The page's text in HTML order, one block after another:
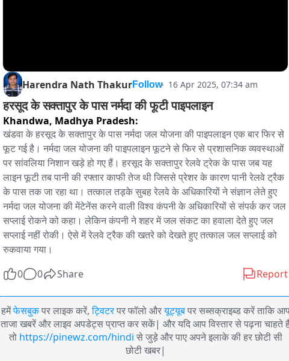
Harendra Nath ThakurFollow 16 Apr 2025, 07:34 am
हरसूद के सक्तापुर के पास नर्मदा की फूटी पाइपलाइन
Khandwa, Madhya Pradesh:
खंडवा के हरसूद के सक्तापुर के पास नर्मदा जल योजना की पाइपलाइन एक बार फिर से
फूट गई है। नर्मदा जल योजना की पाइपलाइन फूटने से फिर से प्रशासनिक व्यवस्थाओं
पर सांवलिया निशान खड़े हो गए हैं। हरसूद के सक्तापुर रेलवे ट्रेक के पास जब यह
लाइन फूटी तब पानी की रफ्तार काफी तेज थी जिससे प्रेशर के कारण पानी रेलवे ट्रैक
के पास तक जा रहा था। तत्काल तड़के सुबह रेलवे के अधिकारियों ने संज्ञान लेते हुए
नर्मदा जल योजना की मेंटेनेंस करने वाली विश्व कंपनी के अधिकारियों से संपर्क कर जल
सप्लाई रोकने को कहा। लेकिन कंपनी ने शहर में जल संकट का हवाला देते हुए जल
सप्लाई नहीं रोकी। ऐसे में रेलवे ट्रैक की खतरे को देखते हुए तत्काल जल सप्लाई को
रुकवाया गया।
0 0 Share Report
हमेंफेसबुक पर लाइक करें, ट्विटर पर फॉलो औरयूट्यूब पर सब्सक्राइब्ड करें ताकि
ताजा खबरें और लाइव अपडेट्स प्राप्त कर सकें| और यदि आप विस्तार से पढ़ना चाहते
तो https://pinewz.com/hindi से जुड़े और पाए अपने इलाके की हर छोटी सी
छोटी खबर|